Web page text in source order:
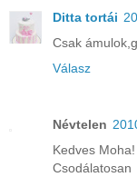
Ditta tortái
Csak
Válasz
Névtelen
Kedves Moha!